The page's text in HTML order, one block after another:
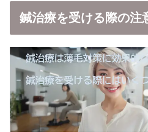
鍼治療を受ける際の注